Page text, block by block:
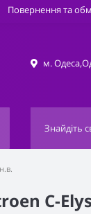
Повернення та
м.
C-